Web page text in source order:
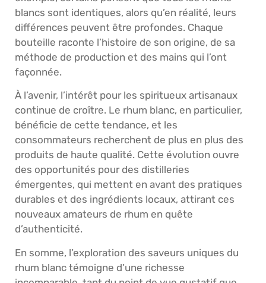
blancs sont identiques, alors qu’en réalité, leurs
différences peuvent être profondes. Chaque
bouteille raconte l’histoire de son origine, de sa
méthode de production et des mains qui l’ont
façonnée.
À l’avenir, l’intérêt pour les spiritueux artisanaux
continue de croître. Le rhum blanc, en particulier,
bénéficie de cette tendance, et les
consommateurs recherchent de plus en plus des
produits de haute qualité. Cette évolution ouvre
des opportunités pour des distilleries
émergentes, qui mettent en avant des pratiques
durables et des ingrédients locaux, attirant ces
nouveaux amateurs de rhum en quête
d’authenticité.
En somme, l’exploration des saveurs uniques du
rhum blanc témoigne d’une richesse